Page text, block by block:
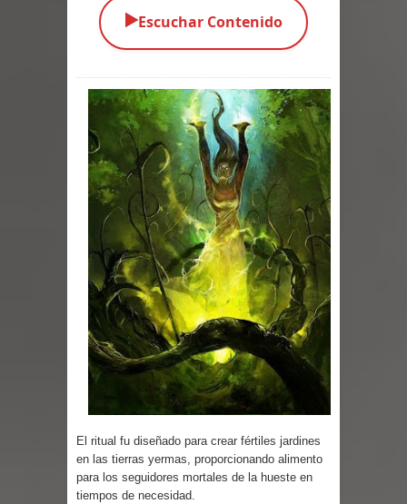
Parte 02: Vuelve el Hijo Prodigo
Parte 01: El Comienzo
Parte 01: El Enemigo Interior
Exaltados y Muertos Vivientes
Los Muertos se Levantan (Relato)
Los Monstruos más Buscados
Parte 09: Los Muertos Cuentan
Cuentos
▶️Escuchar Contenido
El ritual fu diseñado para crear fértiles jardines
en las tierras yermas, proporcionando alimento
para los seguidores mortales de la hueste en
tiempos de necesidad.